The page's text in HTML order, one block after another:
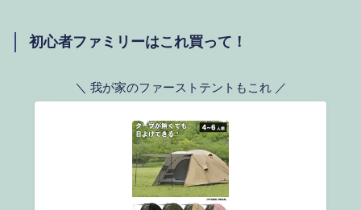
初心者ファミリーはこれ買って！
＼ 我が家のファーストテントもこれ ／